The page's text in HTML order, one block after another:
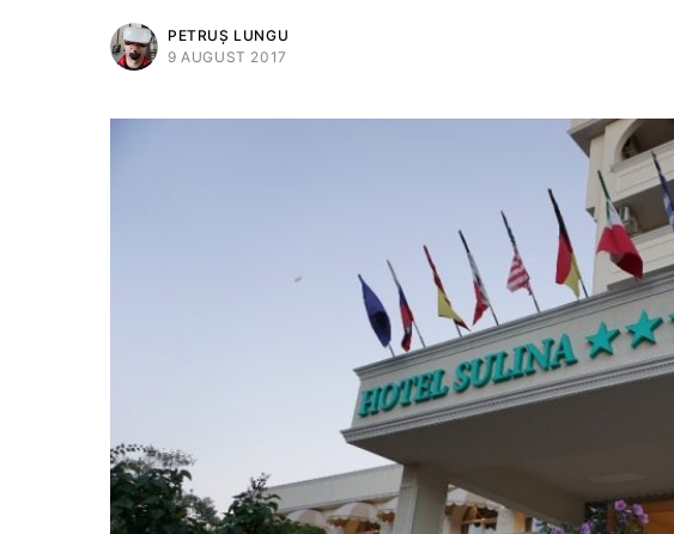
PETRUȘ LUNGU
9 AUGUST 2017